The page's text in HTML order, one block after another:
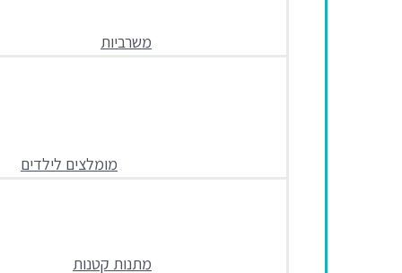
משרביות
מומלצים לילדים
מתנות קטנות